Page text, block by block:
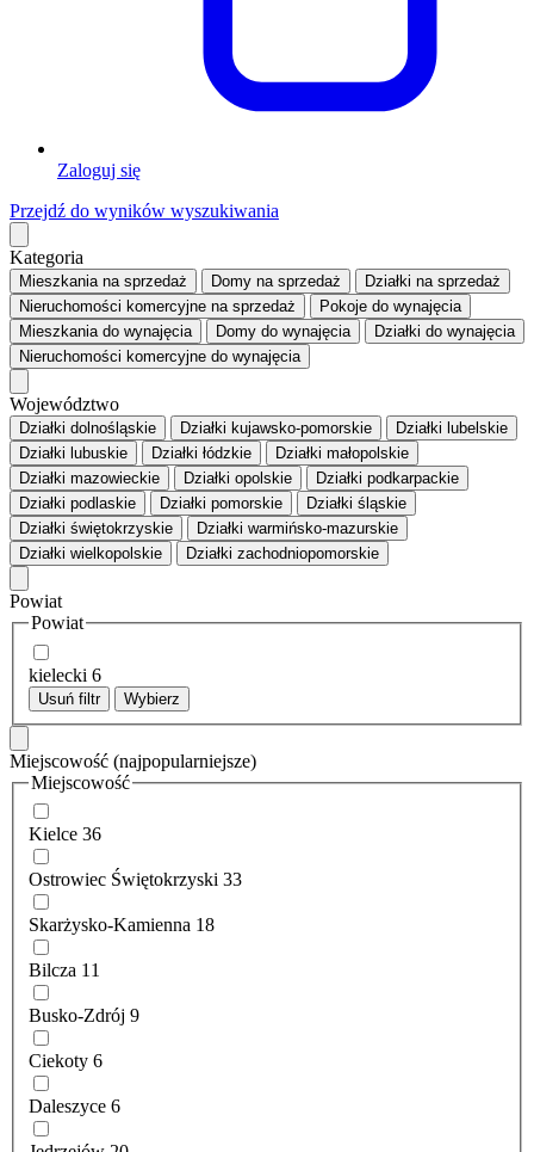
Zaloguj się
Przejdź do wyników wyszukiwania
Kategoria
Mieszkaniana sprzedaż Domy na sprzedaż Działki na sprzedaż
Nieruchomości komercyjne na sprzedaż Pokoje do wynajęcia
Mieszkaniado wynajęcia Domy do wynajęcia Działki do wynajęcia
Nieruchomości komercyjne do wynajęcia
Województwo
Działki dolnośląskie Działki kujawsko-pomorskie
Działki lubelskie
Działki lubuskie
Działki łódzkie
Działki małopolskie
Działki mazowieckie
Działki opolskie
Działki podkarpackie
Działki podlaskie
Działki pomorskie
Działki śląskie
Działki świętokrzyskie
Działki warmińsko-mazurskie
Działki wielkopolskie
Działki zachodniopomorskie
Powiat
Powiat
kielecki 6
Usuń filtr Wybierz
Miejscowość (najpopularniejsze)
Miejscowość
Kielce 36
Ostrowiec Świętokrzyski 33
Skarżysko-Kamienna 18
Bilcza 11
Busko-Zdrój 9
Ciekoty 6
Daleszyce 6